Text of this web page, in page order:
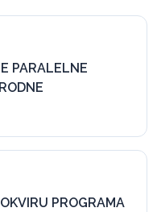
PARALELNE
PROGRAMA